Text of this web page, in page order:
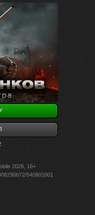
2026, 16+
540801001